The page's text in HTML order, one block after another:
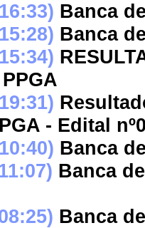
Banca
Banca
- Edital
Banca
Banca
Banca